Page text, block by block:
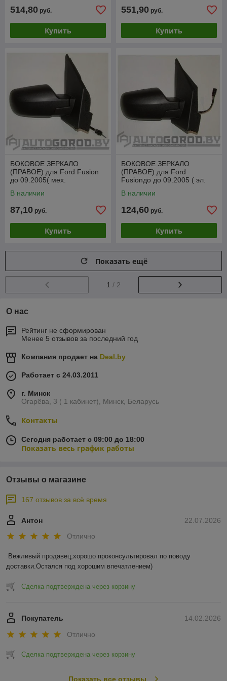
514,80 руб.
Купить
551,90 руб.
Купить
БОКОВОЕ ЗЕРКАЛО
(ПРАВОЕ) для Ford Fusion
до 09.2005( мех.
В наличии
87,10 руб.
Купить
БОКОВОЕ ЗЕРКАЛО
(ПРАВОЕ) для Ford
Fusionдо до 09.2005 ( эл.
В наличии
124,60 руб.
Купить
Показать ещё
1 / 2
О нас
Рейтинг не сформирован
Менее 5 отзывов за последний год
Компания продает на Deal.by
Работает с 24.03.2011
г. Минск
Огарёва, 3 ( 1 кабинет), Минск, Беларусь
Контакты
Сегодня работает с 09:00 до 18:00
Показать весь график работы
Отзывы о магазине
167 отзывов за всё время
22.07.2026
Антон
Отлично
Вежливый продавец,хорошо проконсультировал по поводу
доставки.Остался под хорошим впечатлением)
Сделка подтверждена через корзину
14.02.2026
Покупатель
Отлично
Сделка подтверждена через корзину
Показать все отзывы